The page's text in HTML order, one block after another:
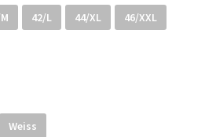
42/L 44/XL 46/XXL
Weiss